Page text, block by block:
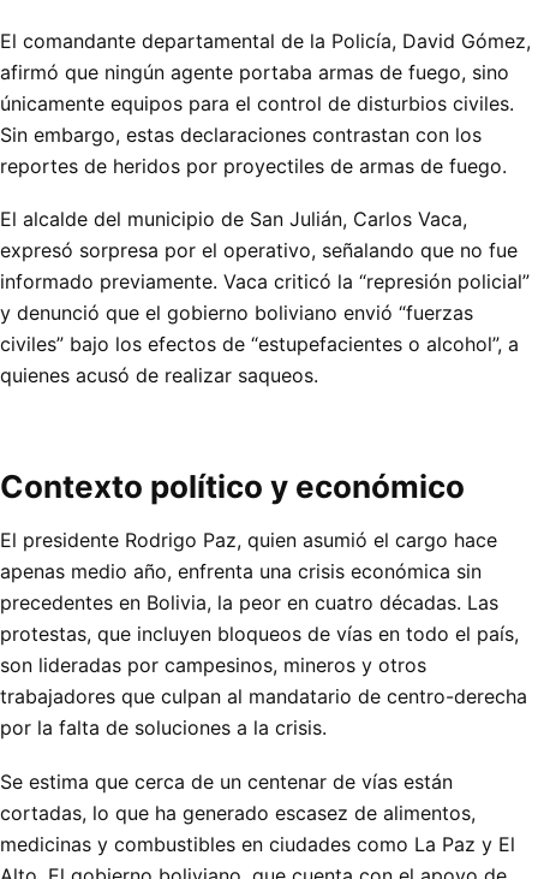
El comandante departamental de la Policía, David Gómez,
afirmó que ningún agente portaba armas de fuego, sino
únicamente equipos para el control de disturbios civiles.
Sin embargo, estas declaraciones contrastan con los
reportes de heridos por proyectiles de armas de fuego.
El alcalde del municipio de San Julián, Carlos Vaca,
expresó sorpresa por el operativo, señalando que no fue
informado previamente. Vaca criticó la “represión policial”
y denunció que el gobierno boliviano envió “fuerzas
civiles” bajo los efectos de “estupefacientes o alcohol”, a
quienes acusó de realizar saqueos.
Contexto político y económico
El presidente Rodrigo Paz, quien asumió el cargo hace
apenas medio año, enfrenta una crisis económica sin
precedentes en Bolivia, la peor en cuatro décadas. Las
protestas, que incluyen bloqueos de vías en todo el país,
son lideradas por campesinos, mineros y otros
trabajadores que culpan al mandatario de centro-derecha
por la falta de soluciones a la crisis.
Se estima que cerca de un centenar de vías están
cortadas, lo que ha generado escasez de alimentos,
medicinas y combustibles en ciudades como La Paz y El